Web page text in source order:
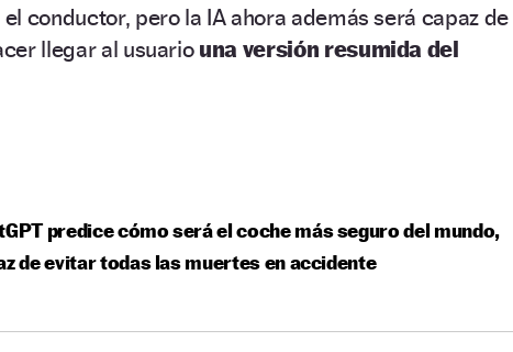
conductor, pero la IA ahora además será capaz de
llegar al usuario una versión resumida del
predice cómo será el coche más seguro del mundo,
de evitar todas las muertes en accidente